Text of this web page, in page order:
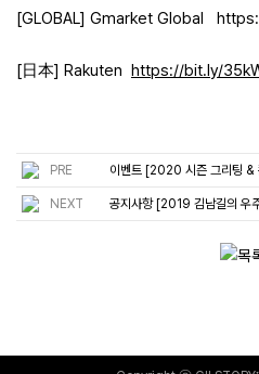
[GLOBAL] Gmarket Global
[日本] Rakuten https://bit.ly/
PRE 이벤트 [2020 시즌 그리팅 &
NEXT 공지사항 [2019 김남길의 우